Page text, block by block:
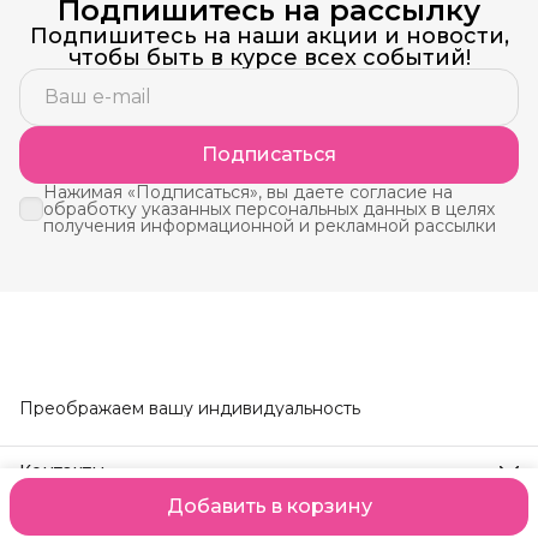
Добавить в корзину
Подпишитесь на рассылку
Подпишитесь на наши акции и новости,
чтобы быть в курсе всех событий!
Подписаться
Нажимая «Подписаться», вы даете согласие на
обработку указанных персональных данных в целях
получения информационной и рекламной рассылки
Преображаем вашу индивидуальность
Контакты
Режим работы
ОплатаДоставкаПравила возвратаРеквизитыОферта